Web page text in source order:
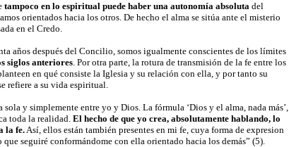
tampoco en lo espiritual puede haber una autonomía absolutadel
orientados hacia los otros. De hecho el alma se sitúa ante el misterio
en el Credo.
años después del Concilio, somos igualmente conscientes de los límites
siglos anteriores. Por otra parte, la rotura de transmisión de la fe entre los
en qué consiste la Iglesia y su relación con ella, y por tanto su
refiere a su vida espiritual.
y simplemente entre yo y Dios. La fórmula ‘Dios y el alma, nada más’,
toda la realidad.El hecho de que yo crea, absolutamente hablando, lo
la fe.Así, ellos están también presentes en mi fe, cuya forma de expresion
seguiré conformándome con ella orientado hacia los demás” (5).